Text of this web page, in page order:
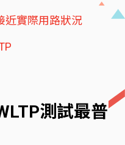
近實際用路狀況
測試最普